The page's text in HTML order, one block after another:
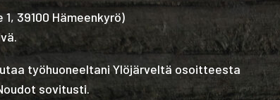
39100 Hämeenkyrö)
työhuoneeltani Ylöjärveltä osoitteesta
sovitusti.